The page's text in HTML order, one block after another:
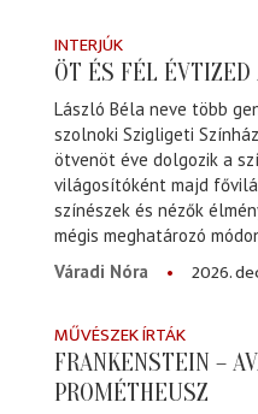
INTERJÚK
ÖT ÉS FÉL ÉVTIZED
László Béla neve több
szolnoki Szigligeti
ötvenöt éve dolgozik a
világosítóként majd
színészek és nézők
mégis meghatározó
Váradi Nóra
2026.
MŰVÉSZEK ÍRTÁK
FRANKENSTEIN –
PROMÉTHEUSZ